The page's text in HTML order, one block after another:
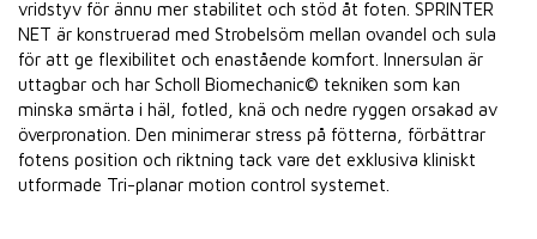
vridstyv för ännu mer stabilitet och stöd åt foten. SPRINTER
NET är konstruerad med Strobelsöm mellan ovandel och sula
för att ge flexibilitet och enastående komfort. Innersulan är
uttagbar och har Scholl Biomechanic© tekniken som kan
minska smärta i häl, fotled, knä och nedre ryggen orsakad av
överpronation. Den minimerar stress på fötterna, förbättrar
fotens position och riktning tack vare det exklusiva kliniskt
utformade Tri-planar motion control systemet.